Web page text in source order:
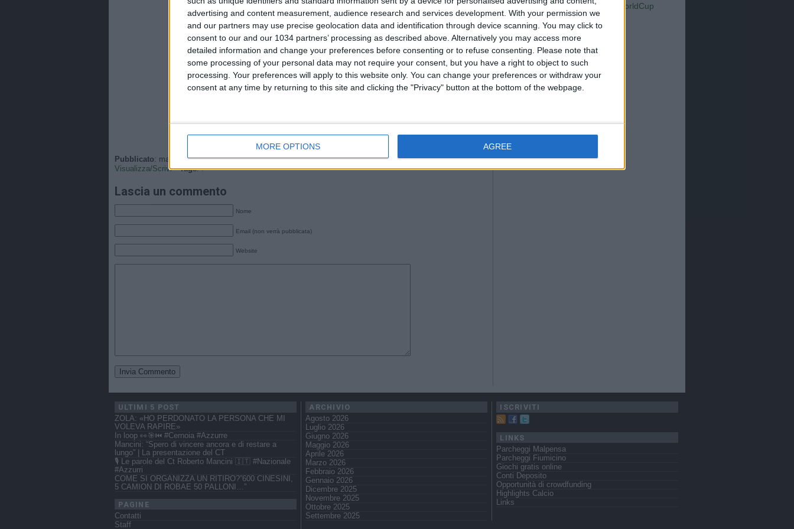
advertising and content measurement, audience research and services development. With your permission we
and our partners may use precise geolocation data and identification through device scanning. You may click to
consent to our and our 1034 partners’ processing as described above. Alternatively you may access more
detailed information and change your preferences before consenting or to refuse consenting.
Please note that
some processing of your personal data may not require your consent, but you have a right to object to such
processing. Your preferences will apply to this website only. You can change your preferences or withdraw your
consent at any time by returning to this site and clicking the "Privacy" button at the bottom of the webpage.
MORE OPTIONS AGREE
Pubblicato: martedì, 14 Marzo 2023 - 22:57 da Istvan inStorie•Commenti: Nessun commento
Visualizza/Scrivi•Tags: .
Lascia un commento
Nome
Email (non verrà pubblicata)
Website
Roma Sampdoria Serie A
WorldCup
WorldCup2026
ULTIMI 5 POST
ZOLA: «HO PERDONATO LA PERSONA CHE MI
VOLEVA RAPIRE»
In loop 👀🎯⏮️ #Cernoia #Azzurre
Mancini: “Spero di vincere ancora e di restare a
lungo” | La presentazione del CT
🎙️ Le parole del Ct Roberto Mancini 🇮🇹 #Nazionale
#Azzurri
COME SI ORGANIZZA UN RITIRO?”600 CINESINI,
5 CAMION DI ROBAE 50 PALLONI…”
PAGINE
Contatti
Staff
ARCHIVIO
Agosto 2026
Luglio 2026
Giugno 2026
Maggio 2026
Aprile 2026
Marzo 2026
Febbraio 2026
Gennaio 2026
Dicembre 2025
Novembre 2025
Ottobre 2025
Settembre 2025
ISCRIVITI
LINKS
Parcheggi Malpensa
Parcheggi Fiumicino
Giochi gratis online
Conti Deposito
Opportunità di crowdfunding
Highlights Calcio
Links